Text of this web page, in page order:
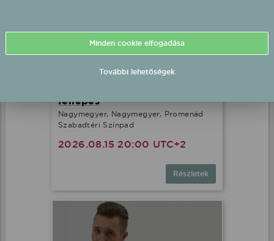
fellépés
Nagymegyer, Nagymegyer, Promenád
Szabadtéri Színpad
2026.08.15 20:00 UTC+2
Részletek
Minden cookie elfogadása
További lehetőségek